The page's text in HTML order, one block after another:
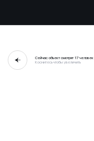
Сейчас объект смотрят17 человек
Коснитесь чтобы увеличить